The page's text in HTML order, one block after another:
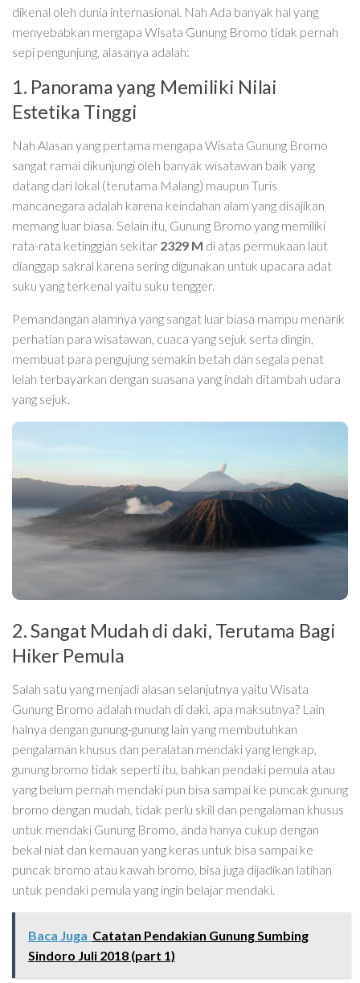
dikenal oleh dunia internasional. Nah Ada banyak hal yang
menyebabkan mengapa Wisata Gunung Bromo tidak pernah
sepi pengunjung, alasanya adalah:
1. Panorama yang Memiliki Nilai
Estetika Tinggi
Nah Alasan yang pertama mengapa Wisata Gunung Bromo
sangat ramai dikunjungi oleh banyak wisatawan baik yang
datang dari lokal (terutama Malang) maupun Turis
mancanegara adalah karena keindahan alam yang disajikan
memang luar biasa. Selain itu, Gunung Bromo yang memiliki
rata-rata ketinggian sekitar 2329 M di atas permukaan laut
dianggap sakral karena sering digunakan untuk upacara adat
suku yang terkenal yaitu suku tengger.
Pemandangan alamnya yang sangat luar biasa mampu menarik
perhatian para wisatawan, cuaca yang sejuk serta dingin,
membuat para pengujung semakin betah dan segala penat
lelah terbayarkan dengan suasana yang indah ditambah udara
yang sejuk.
2. Sangat Mudah di daki, Terutama Bagi
Hiker Pemula
Salah satu yang menjadi alasan selanjutnya yaitu Wisata
Gunung Bromo adalah mudah di daki, apa maksutnya? Lain
halnya dengan gunung-gunung lain yang membutuhkan
pengalaman khusus dan peralatan mendaki yang lengkap,
gunung bromo tidak seperti itu, bahkan pendaki pemula atau
yang belum pernah mendaki pun bisa sampai ke puncak gunung
bromo dengan mudah, tidak perlu skill dan pengalaman khusus
untuk mendaki Gunung Bromo, anda hanya cukup dengan
bekal niat dan kemauan yang keras untuk bisa sampai ke
puncak bromo atau kawah bromo, bisa juga dijadikan latihan
untuk pendaki pemula yang ingin belajar mendaki.
Baca Juga Catatan Pendakian Gunung Sumbing
Sindoro Juli 2018 (part 1)